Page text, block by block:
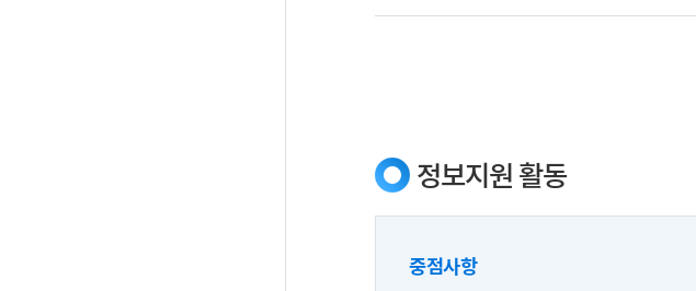
정보지원 활동
중점사항